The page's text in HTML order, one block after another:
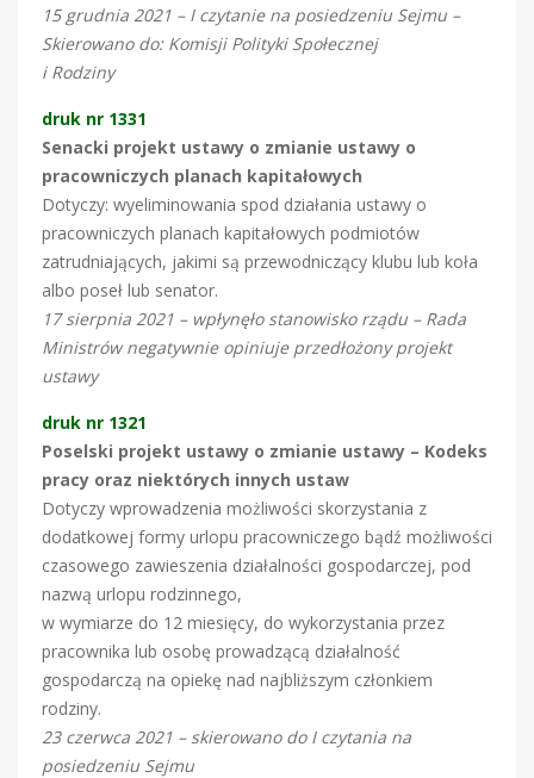
15 grudnia 2021 – I czytanie na posiedzeniu Sejmu –
Skierowano do: Komisji Polityki Społecznej
i Rodziny
druk nr 1331
Senacki projekt ustawy o zmianie ustawy o
pracowniczych planach kapitałowych
Dotyczy: wyeliminowania spod działania ustawy o
pracowniczych planach kapitałowych podmiotów
zatrudniających, jakimi są przewodniczący klubu lub koła
albo poseł lub senator.
17 sierpnia 2021 – wpłynęło stanowisko rządu – Rada
Ministrów negatywnie opiniuje przedłożony projekt
ustawy
druk nr 1321
Poselski projekt ustawy o zmianie ustawy – Kodeks
pracy oraz niektórych innych ustaw
Dotyczy wprowadzenia możliwości skorzystania z
dodatkowej formy urlopu pracowniczego bądź możliwości
czasowego zawieszenia działalności gospodarczej, pod
nazwą urlopu rodzinnego,
w wymiarze do 12 miesięcy, do wykorzystania przez
pracownika lub osobę prowadzącą działalność
gospodarczą na opiekę nad najbliższym członkiem
rodziny.
23 czerwca 2021 – skierowano do I czytania na
posiedzeniu Sejmu